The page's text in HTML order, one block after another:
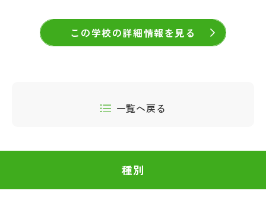
この学校の詳細情報を見る
一覧へ戻る
種別